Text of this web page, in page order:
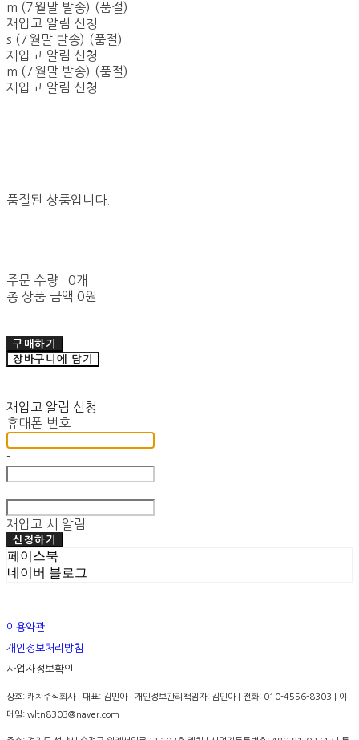
m (7월말 발송) (품절)
재입고 알림 신청
s (7월말 발송) (품절)
재입고 알림 신청
m (7월말 발송) (품절)
재입고 알림 신청
품절된 상품입니다.
주문 수량
0개
총 상품 금액 0원
구매하기
장바구니에 담기
재입고 알림 신청
휴대폰 번호
-
-
재입고 시 알림
신청하기
페이스북
네이버 블로그
이용약관
개인정보처리방침
사업자정보확인
상호: 캐치주식회사 | 대표: 김민아 | 개인정보관리책임자: 김민아 | 전화: 010-4556-8303 | 이
메일: wltn8303@naver.com